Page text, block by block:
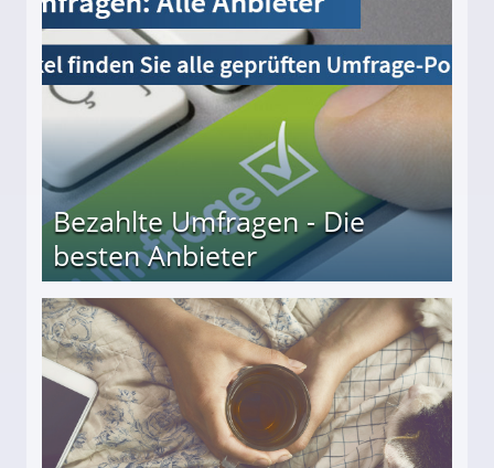
Bezahlte Umfragen - Die
besten Anbieter